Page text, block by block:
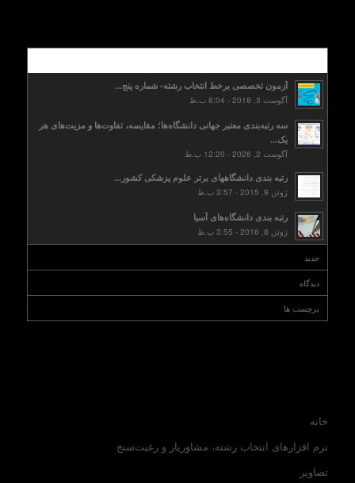
آزمون تخصصی برخط انتخاب رشته- شماره پنج...
آگوست 3, 2018 - 8:04 ب.ظ
سه رتبه‌بندی معتبر جهانی دانشگاه‌ها؛ مقایسه، تفاوت‌ها و مزیت‌های هر
یک...
آگوست 2, 2026 - 12:20 ب.ظ
رتبه بندی دانشگاههای برتر علوم پزشکی کشور...
ژوئن 9, 2015 - 3:57 ب.ظ
رتبه بندی دانشگاه‌های آسیا
ژوئن 8, 2016 - 3:55 ب.ظ
جدید
دیدگاه
برچسب ها
خانه
نرم افزارهای انتخاب رشته، مشاوریار و رغبت‌سنج
تصاویر